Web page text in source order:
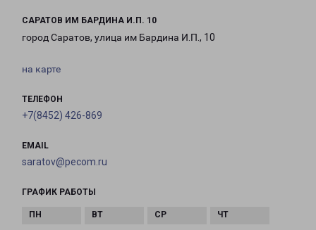
САРАТОВ ИМ БАРДИНА И.П. 10
город Саратов, улица им Бардина И.П., 10
на карте
ТЕЛЕФОН
+7(8452) 426-869
EMAIL
saratov@pecom.ru
ГРАФИК РАБОТЫ